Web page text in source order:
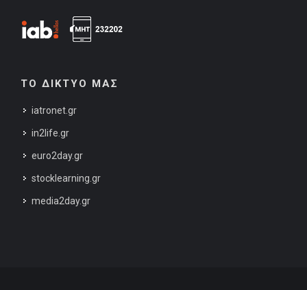
ΤΟ ΔΙΚΤΥΟ ΜΑΣ
iatronet.gr
in2life.gr
euro2day.gr
stocklearning.gr
media2day.gr